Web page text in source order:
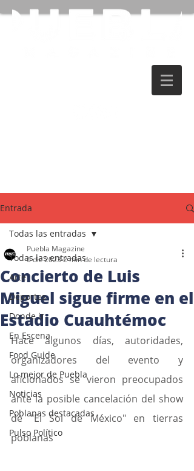
Entrada
Todas las entradas
Arte
Deportes
Donde ir
En Escena
Food Guide
Lo mejor de Puebla
Noticias
Poblanas destacadas
Pulso Político
Todas las entradas
Concierto de Luis
Miguel sigue firme en el
Estadio Cuauhtémoc
Puebla Magazine
6 dic 20232 min de lectura
Hace algunos días, autoridades,
organizadores del evento y
aficionados se vieron preocupados
ante la posible cancelación del show
de "El Sol de México" en tierras
poblanas